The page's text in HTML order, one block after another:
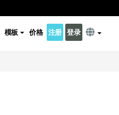
模板 价格 注册 登录